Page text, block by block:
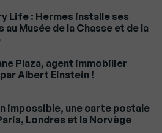
Life : Hermes installe ses
au Musée de la Chasse et de la
Plaza, agent immobilier
Albert Einstein !
impossible, une carte postale
Londres et la Norvège